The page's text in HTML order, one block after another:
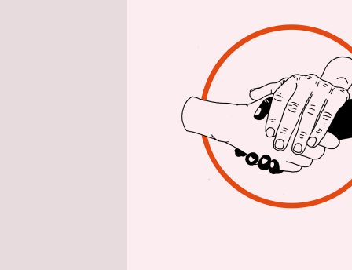
Am Tag
vorne“,
Brandt-
nächsten
noch
Die erste
für Schulz
Ergebnis